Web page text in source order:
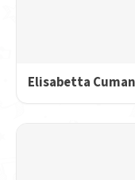
Elisabetta Cuman